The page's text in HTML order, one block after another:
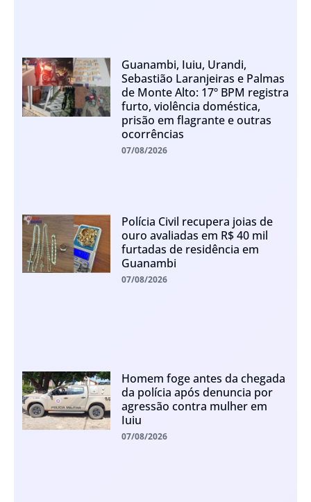
Guanambi, Iuiu, Urandi,
Sebastião Laranjeiras e Palmas
de Monte Alto: 17º BPM registra
furto, violência doméstica,
prisão em flagrante e outras
ocorrências
07/08/2026
Polícia Civil recupera joias de
ouro avaliadas em R$ 40 mil
furtadas de residência em
Guanambi
07/08/2026
Homem foge antes da chegada
da polícia após denuncia por
agressão contra mulher em
Iuiu
07/08/2026